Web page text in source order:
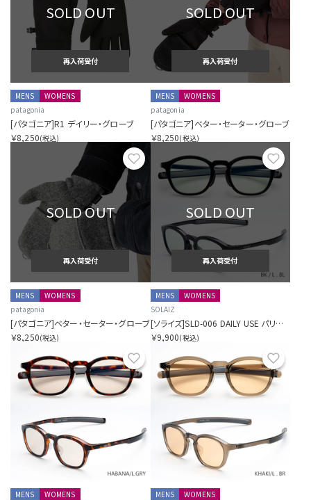
SOLD OUT
再入荷受付
MENS
WOMENS
patagonia
[パタゴニア]R1 デイリー・グローブ
￥8,250(税込)
SOLD OUT
再入荷受付
MENS
WOMENS
patagonia
[パタゴニア]ベター・セーター・グローブ
￥8,250(税込)
お気に入り
SOLD OUT
再入荷受付
MENS
WOMENS
patagonia
[パタゴニア]ベター・セーター・グローブ
￥8,250(税込)
SOLD OUT
再入荷受付
MENS
WOMENS
SOLAIZ
[ソライズ]SLD-006 DAILY USE パリジャン
￥9,900(税込)
お気に入り
MENS
WOMENS
MENS
WOMENS